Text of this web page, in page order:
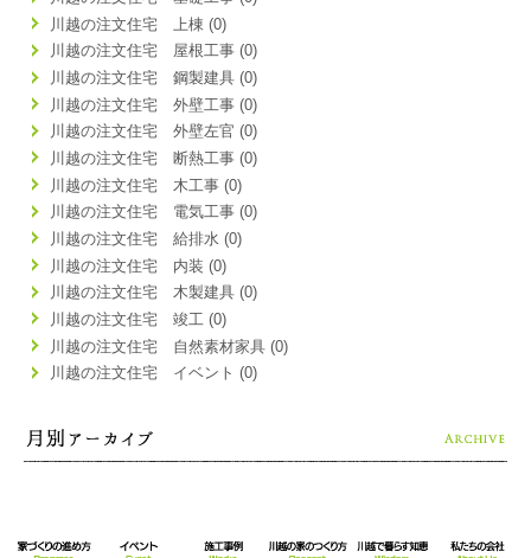
川越の注文住宅 上棟 (0)
川越の注文住宅 屋根工事 (0)
川越の注文住宅 鋼製建具 (0)
川越の注文住宅 外壁工事 (0)
川越の注文住宅 外壁左官 (0)
川越の注文住宅 断熱工事 (0)
川越の注文住宅 木工事 (0)
川越の注文住宅 電気工事 (0)
川越の注文住宅 給排水 (0)
川越の注文住宅 内装 (0)
川越の注文住宅 木製建具 (0)
川越の注文住宅 竣工 (0)
川越の注文住宅 自然素材家具 (0)
川越の注文住宅 イベント (0)